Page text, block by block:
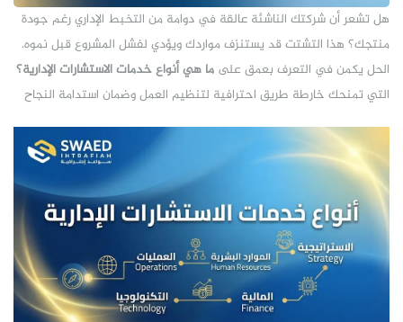
هل تشعر أن شركتك الناشئة عالقة في دوامة من التخبط الإداري رغم جودة
منتجك؟ هذا التشتت قد يستنزف مواردك ويؤدي لفشل المشروع قبل نموه.
الحل يكمن في التعرف بعمق على ما هي أنواع خدمات الاستشارات الإدارية؟
التي تمنحك خارطة طريق احترافية لتنظيم العمل وضمان استدامة النجاح